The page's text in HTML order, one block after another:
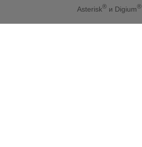
Asterisk® и Digium®